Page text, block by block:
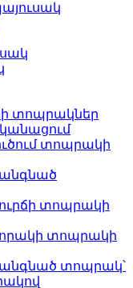
տոպրակներ
տոպրակի
տոպրակի
տոպրակի
տոպրակ՝